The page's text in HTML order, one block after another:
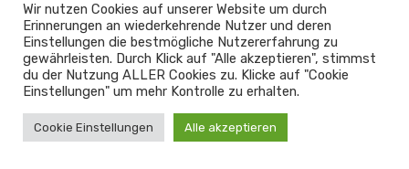
auch wenn es manchmal anstrengend ist.“
„Mein Sohn hat den einzigartigen Humor, den nur
ein Herz voller Liebe haben kann.“
„Wir haben vielleicht nicht immer Recht, aber wir
Wir nutzen Cookies auf unserer Website um durch
Erinnerungen an wiederkehrende Nutzer und deren
Einstellungen die bestmögliche Nutzererfahrung zu
gewährleisten. Durch Klick auf "Alle akzeptieren", stimmst
du der Nutzung ALLER Cookies zu. Klicke auf "Cookie
Einstellungen" um mehr Kontrolle zu erhalten.
Cookie Einstellungen Alle akzeptieren